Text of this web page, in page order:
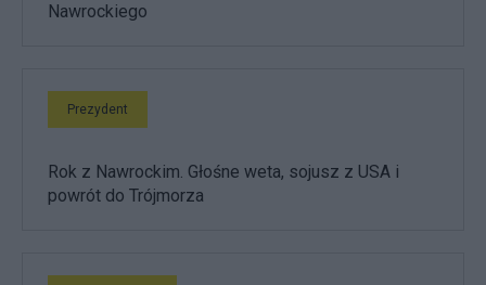
Nawrockiego
Prezydent
Rok z Nawrockim. Głośne weta, sojusz z USA i
powrót do Trójmorza